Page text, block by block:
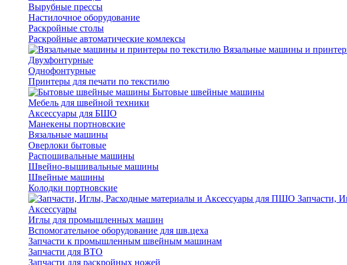
Вырубные прессы
Настилочное оборудование
Раскройные столы
Раскройные автоматические комлексы
Вязальные машины и
Двухфонтурные
Однофонтурные
Принтеры для печати по текстилю
Бытовые швейные машины
Мебель для швейной техники
Аксессуары для БШО
Манекены портновские
Вязальные машины
Оверлоки бытовые
Распошивальные машины
Швейно-вышивальные машины
Швейные машины
Колодки портновские
Запчасти,
Аксессуары
Иглы для промышленных машин
Вспомогательное оборудование для шв.цеха
Запчасти к промышленным швейным машинам
Запчасти для ВТО
Запчасти для раскройных ножей